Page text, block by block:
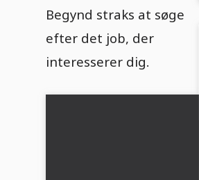
Begynd straks at søge
efter det job, der
interesserer dig.